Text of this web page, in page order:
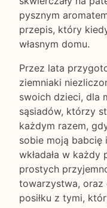
pysznym
przepis, który
własnym domu.
Przez lata
ziemniaki
swoich dzieci, dla
sąsiadów, którzy
każdym razem,
sobie moją babcię
wkładała w każdy
prostych
towarzystwa, oraz
posiłku z tymi,